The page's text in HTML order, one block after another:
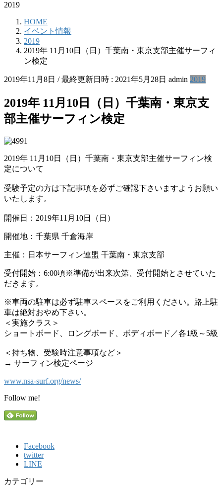
2019
HOME
イベント情報
2019
2019年 11月10日（日）千葉南・東京支部主催サーフィ
ン検定
2019年11月8日 / 最終更新日時 : 2021年5月28日 admin 2019
2019年 11月10日（日）千葉南・東京支
部主催サーフィン検定
2019年 11月10日（日）千葉南・東京支部主催サーフィン検
定について
受験予定の方は下記事項を必ずご確認下さいますようお願い
いたします。
開催日：2019年11月10日（日）
開催地：千葉県 千倉海岸
主催：日本サーフィン連盟 千葉南・東京支部
受付開始：6:00頃※準備が出来次第、受付開始とさせていた
だきます。
※車両の駐車は必ず駐車スペースをご利用ください。路上駐
車は絶対おやめ下さい。
＜実施クラス＞
ショートボード、ロングボード、ボディボード／各1級～5級
＜持ち物、受験時注意事項など＞
→ サーフィン検定ページ
www.nsa-surf.org/news/
Follow me!
Facebook
twitter
LINE
カテゴリー